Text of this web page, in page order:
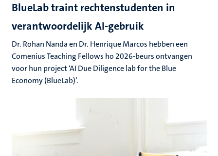
BlueLab traint rechtenstudenten in
verantwoordelijk AI-gebruik
Dr. Rohan Nanda en Dr. Henrique Marcos hebben een
Comenius Teaching Fellows ho 2026-beurs ontvangen
voor hun project ‘AI Due Diligence lab for the Blue
Economy (BlueLab)’.